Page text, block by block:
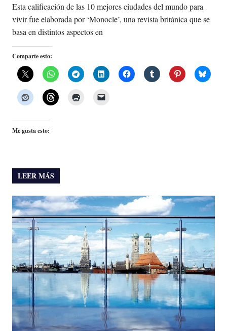
Esta calificación de las 10 mejores ciudades del mundo para
vivir fue elaborada por ‘Monocle’, una revista británica que se
basa en distintos aspectos en
Comparte esto:
Me gusta esto:
LEER MÁS